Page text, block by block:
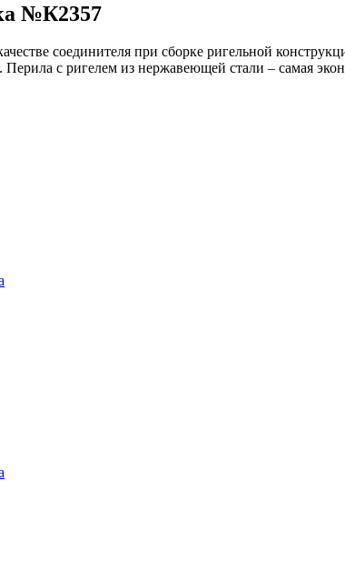
№К2357
соединителя при сборке ригельной
с ригелем из нержавеющей стали – самая